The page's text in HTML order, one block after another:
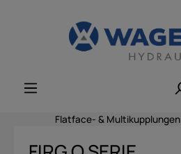
Flatface- & Multikupplungen